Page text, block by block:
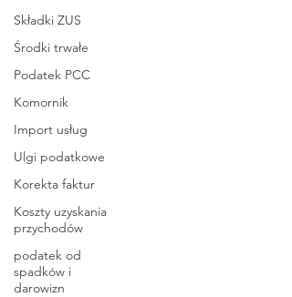
Składki ZUS
Środki trwałe
Podatek PCC
Komornik
Import usług
Ulgi podatkowe
Korekta faktur
Koszty uzyskania
przychodów
podatek od
spadków i
darowizn